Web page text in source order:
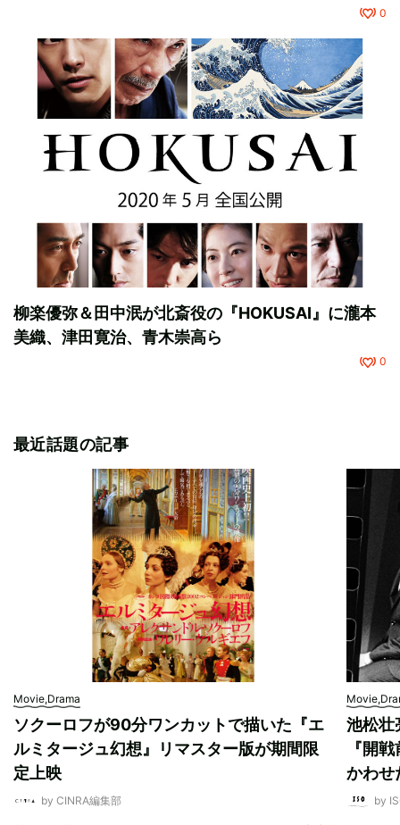
0
柳楽優弥＆田中泯が北斎役の『HOKUSAI』に瀧本
美織、津田寛治、青木崇高ら
0
最近話題の記事
Movie,Drama
ソクーロフが90分ワンカットで描いた『エ
ルミタージュ幻想』リマスター版が期間限
定上映
by CINRA編集部
池松壮
『開
かわせ
by